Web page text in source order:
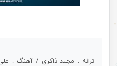
.
ترانه : مجید ذاکری / آهنگ :